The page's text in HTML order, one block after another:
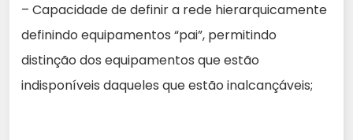
– Capacidade de definir a rede hierarquicamente
definindo equipamentos “pai”, permitindo
distinção dos equipamentos que estão
indisponíveis daqueles que estão inalcançáveis;